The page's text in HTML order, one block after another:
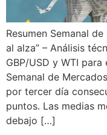
Resumen Semanal
al alza” – Análisis
GBP/USD y WTI
Semanal de
por tercer día
puntos. Las medias
debajo […]